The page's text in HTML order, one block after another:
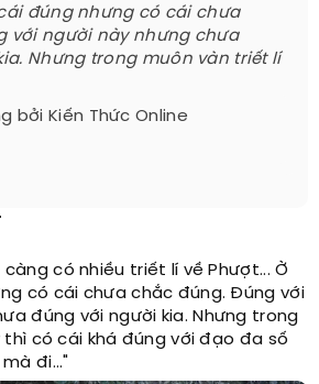
đúng nhưng có cái chưa
với người này nhưng chưa
Nhưng trong muôn vàn triết lí
bởi Kiến Thức Online
có nhiều triết lí về Phượt... Ờ
có cái chưa chắc đúng. Đúng với
đúng với người kia. Nhưng trong
có cái khá đúng với đạo đa số
đi..."